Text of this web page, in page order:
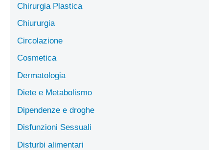
Chirurgia Plastica
Chiururgia
Circolazione
Cosmetica
Dermatologia
Diete e Metabolismo
Dipendenze e droghe
Disfunzioni Sessuali
Disturbi alimentari